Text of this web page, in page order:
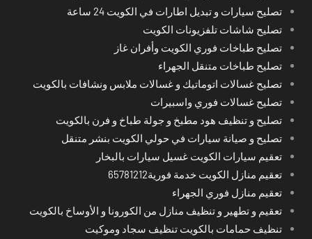
تصليح سيارات و تبديل اطارات في الكويت 24 ساعة
تصليح شاشات تلفزيونات الكويت
تصليح طباخات فوري الكويت وأفران غاز
تصليح طباخات متنقل الجهراء
تصليح غسالات اتوماتيك و غسالات ملابس ونشافات بالكويت
تصليح غسالات فوري واسبيرات
تصليح و تنظيف هود مطبخ و جولة طباخ و فرن بالكويت
تصليح و صيانة سيارات في حولي الكويت بنشر متنقل
تعقيم سيارات الكويت غسيل سيارات بالبخار
تعقيم منازل الكويت خدمة فورية65781212
تعقيم منازل فوري الجهراء
تعقيم و تطهير و تنظيف منازل من الكورونا و الأوساخ بالكويت
تنظيف حمامات بالكويت تنظيف سجاد وموكيت